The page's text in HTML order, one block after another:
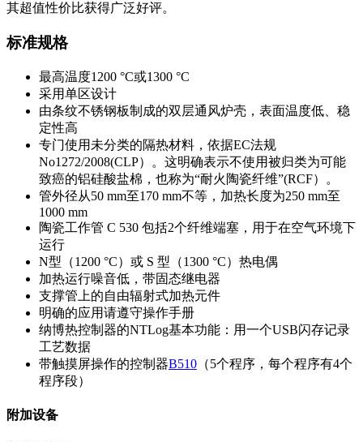
其超值性价比获得广泛好评。
标准规格
最高温度1200 °C或1300 °C
采用单区设计
由条纹不锈钢板制成的双层通风炉壳，表面温度低、稳
定性高
专门使用未分类的隔热材料，依据EC法规
No1272/2008(CLP）。这明确表示不使用被归类为可能
致癌的铝硅酸盐棉，也称为“耐火陶瓷纤维”(RCF）。
管外径从50 mm至170 mm不等，加热长度为250 mm至
1000 mm
陶瓷工作管 C 530 包括2个纤维端塞，用于在空气环境下
运行
N型（1200 °C）或 S 型（1300 °C）热电偶
加热运行噪音低，带固态继电器
支撑管上的自由辐射式加热元件
明确的应用请遵守操作手册
纳博热控制器的NTLog基本功能：用一个USB闪存记录
工艺数据
带触摸屏操作的控制器B510 （5个程序，每个程序有4个
程序段）
附加设备